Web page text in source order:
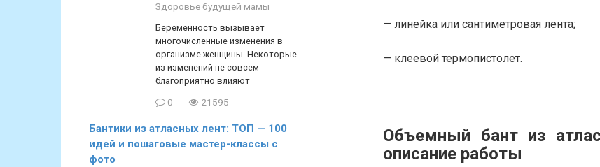
— линейка или сантиметровая лента;
— клеевой термопистолет.
Объемный бант из
описание работы
Здоровье будущей мамы
Беременность вызывает
многочисленные изменения в
организме женщины. Некоторые
из изменений не совсем
благоприятно влияют
0 21595
Бантики из атласных лент: ТОП — 100
идей и пошаговые мастер-классы с
фото